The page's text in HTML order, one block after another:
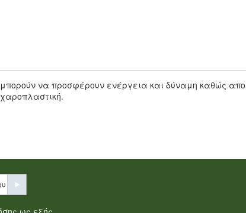
να προσφέρουν ενέργεια και δύναμη καθώς